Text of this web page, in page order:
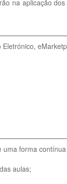
na aplicação
forma
aulas;